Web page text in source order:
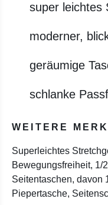
super leichtes
moderner,
geräumige
schlanke
WEITERE
Superleichtes
Bewegungsfreiheit, 1/
Seitentaschen, davon
Piepertasche,